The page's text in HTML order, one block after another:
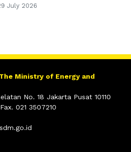
July 2026
Ministry of Energy and
No. 18 Jakarta Pusat 10110
021 3507210